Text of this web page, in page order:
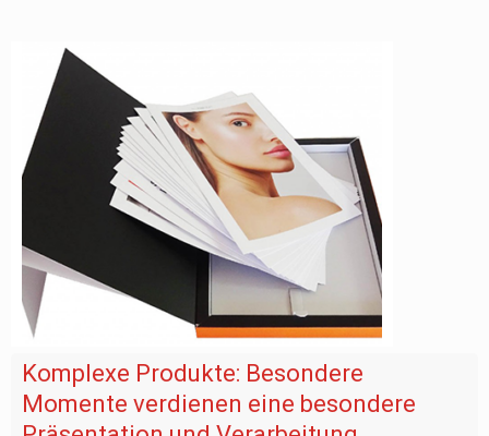
Komplexe Produkte: Besondere
Momente verdienen eine besondere